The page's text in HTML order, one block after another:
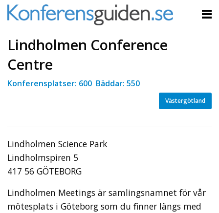
Lindholmen Conference
Centre
Konferensplatser: 600 Bäddar: 550
Västergötland
Lindholmen Science Park
Lindholmspiren 5
417 56 GÖTEBORG
Lindholmen Meetings är samlingsnamnet för vår
mötesplats i Göteborg som du finner längs med